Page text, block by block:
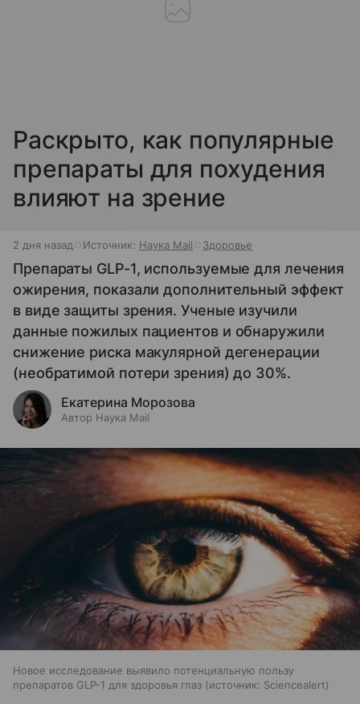
Раскрыто, как популярные
препараты для похудения
влияют на зрение
2 дня назад Источник: Наука Mail Здоровье
Препараты GLP-1, используемые для лечения
ожирения, показали дополнительный эффект
в виде защиты зрения. Ученые изучили
данные пожилых пациентов и обнаружили
снижение риска макулярной дегенерации
(необратимой потери зрения) до 30%.
Екатерина Морозова
Автор Наука Mail
Новое исследование выявило потенциальную пользу
препаратов GLP-1 для здоровья глаз
источник: Sciencealert